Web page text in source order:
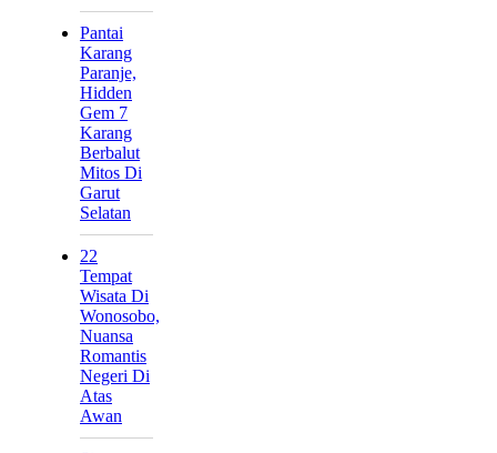
Pantai
Karang
Paranje,
Hidden
Gem 7
Karang
Berbalut
Mitos Di
Garut
Selatan
22
Tempat
Wisata Di
Wonosobo,
Nuansa
Romantis
Negeri Di
Atas
Awan